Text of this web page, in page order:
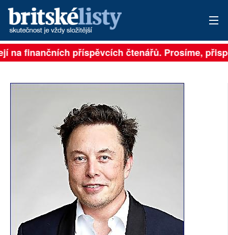
PŘIHLÁSIT
ROZHOVORY
NEJČTENĚJŠÍ ZA 7 DNÍ
PŘÍSPĚVKY NA PROVOZ
finančních příspěvcích čtenářů. Prosíme,